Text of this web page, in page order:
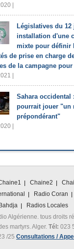
|
Législatives du 12
installation d'une
mixte pour définir
de prise en charge
de la campagne
|
Sahara occidental
pourrait jouer "un
prépondérant"
|
Chaine2
Radio Coran
Bahdja
Radios Locales
Algérienne. tous droits
martyrs. Alger. Tél: 023
/25 Consultations /